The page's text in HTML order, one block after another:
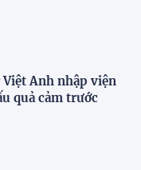
Anh nhập viện
quả cảm trước